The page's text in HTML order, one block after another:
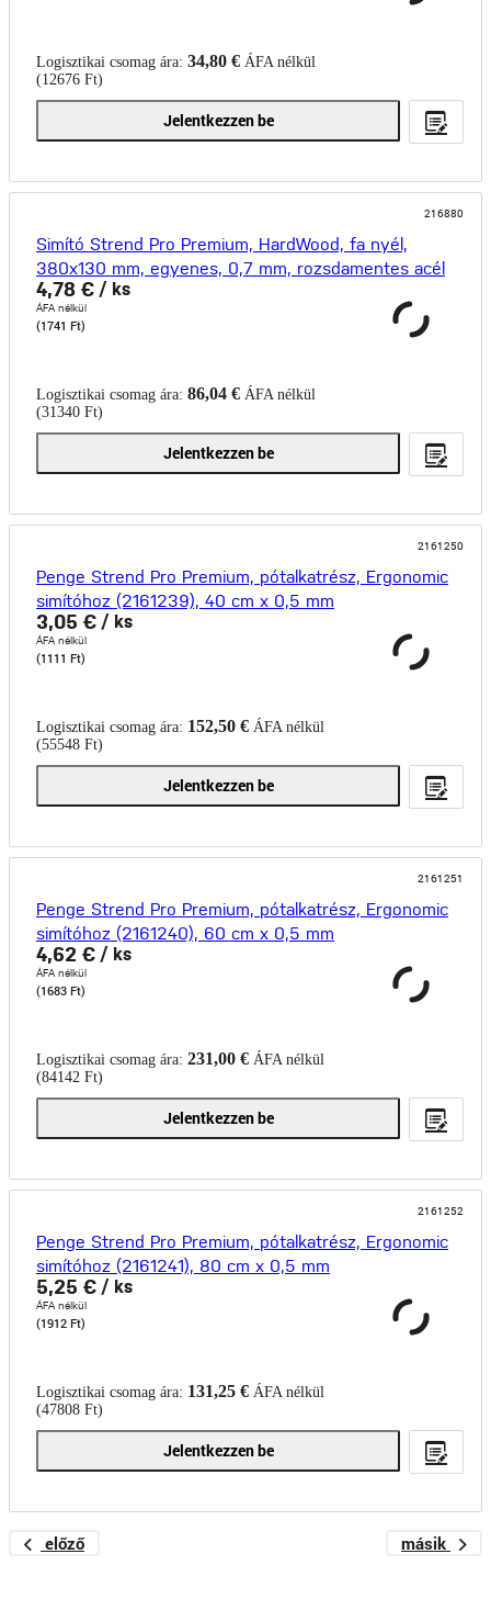
Logisztikai csomag ára: 34,80 € ÁFA nélkül
(12676 Ft)
Jelentkezzen be
216880
Simító Strend Pro Premium, HardWood, fa nyél,
380x130 mm, egyenes, 0,7 mm, rozsdamentes acél
4,78 € / ks
ÁFA nélkül
(1741 Ft)
Logisztikai csomag ára: 86,04 € ÁFA nélkül
(31340 Ft)
Jelentkezzen be
2161250
Penge Strend Pro Premium, pótalkatrész, Ergonomic
simítóhoz (2161239), 40 cm x 0,5 mm
3,05 € / ks
ÁFA nélkül
(1111 Ft)
Logisztikai csomag ára: 152,50 € ÁFA nélkül
(55548 Ft)
Jelentkezzen be
2161251
Penge Strend Pro Premium, pótalkatrész, Ergonomic
simítóhoz (2161240), 60 cm x 0,5 mm
4,62 € / ks
ÁFA nélkül
(1683 Ft)
Logisztikai csomag ára: 231,00 € ÁFA nélkül
(84142 Ft)
Jelentkezzen be
2161252
Penge Strend Pro Premium, pótalkatrész, Ergonomic
simítóhoz (2161241), 80 cm x 0,5 mm
5,25 € / ks
ÁFA nélkül
(1912 Ft)
Logisztikai csomag ára: 131,25 € ÁFA nélkül
(47808 Ft)
Jelentkezzen be
előző másik